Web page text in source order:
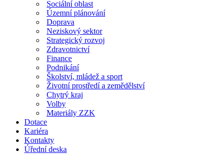
Sociální oblast
Územní plánování
Doprava
Neziskový sektor
Strategický rozvoj
Zdravotnictví
Finance
Podnikání
Školství, mládež a sport
Životní prostředí a zemědělství
Chytrý kraj
Volby
Materiály ZZK
Dotace
Kariéra
Kontakty
Úřední deska